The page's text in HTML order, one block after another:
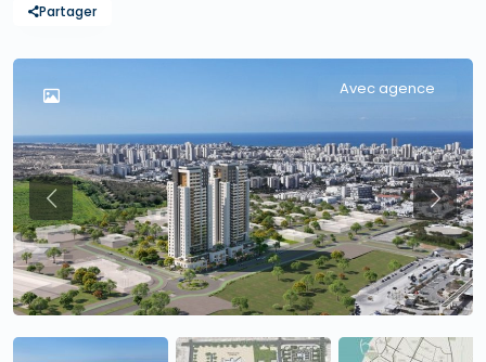
Partager
Avec agence
Previous